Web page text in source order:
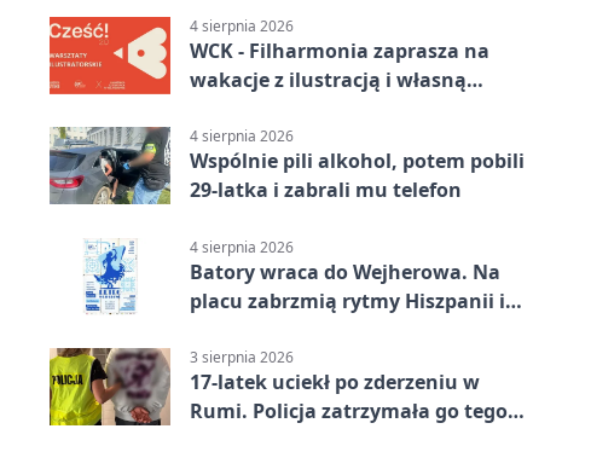
4 sierpnia 2026
WCK - Filharmonia zaprasza na
wakacje z ilustracją i własną
4 sierpnia 2026
Wspólnie pili alkohol, potem pobili
29-latka i zabrali mu telefon
4 sierpnia 2026
Batory wraca do Wejherowa. Na
placu zabrzmią rytmy Hiszpanii i
3 sierpnia 2026
17-latek uciekł po zderzeniu w
Rumi. Policja zatrzymała go tego